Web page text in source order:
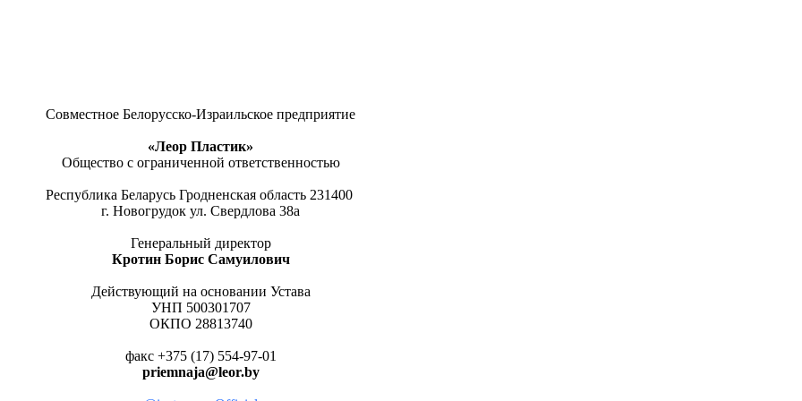
Совместное Белорусско-Израильское предприятие
«Леор Пластик»
Общество с ограниченной ответственностью
Республика Беларусь Гродненская область 231400
г. Новогрудок ул. Свердлова 38а
Генеральный директор
Кротин Борис Самуилович
Действующий на основании Устава
УНП 500301707
ОКПО 28813740
факс +375 (17) 554-97-01
priemnaja@leor.by